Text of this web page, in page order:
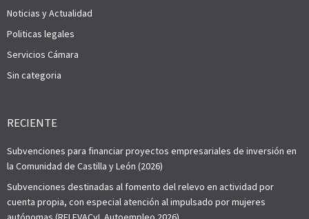
Noticias y Actualidad
Politicas legales
Servicios Cámara
Sin categoria
RECIENTE
Subvenciones para financiar proyectos empresariales de inversión en
la Comunidad de Castilla y León (2026)
Subvenciones destinadas al fomento del relevo en actividad por
cuenta propia, con especial atención al impulsado por mujeres